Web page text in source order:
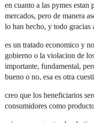
en cuanto a las pymes estan
mercados, pero de manera
lo han hecho, y todo gracias
es un tratado economico y
gobierno o la violacion de
importante, fundamental,
bueno o no, esa es otra
creo que los beneficiarios
consumidores como